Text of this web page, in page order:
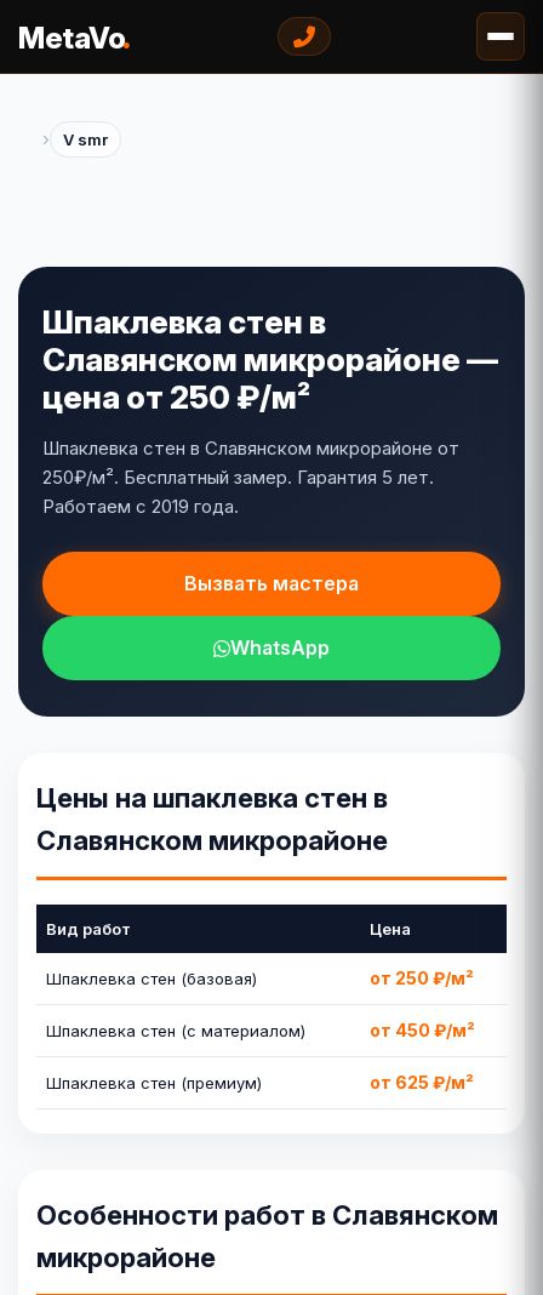
MetaVo.
› V smr
Шпаклевка стен в
Славянском микрорайоне —
цена от 250 ₽/м²
Шпаклевка стен в Славянском микрорайоне от
250₽/м². Бесплатный замер. Гарантия 5 лет.
Работаем с 2019 года.
Вызвать мастера
WhatsApp
Цены на шпаклевка стен в
Славянском микрорайоне
Вид работ Цена
Шпаклевка стен (базовая) от 250 ₽/м²
Шпаклевка стен (с материалом) от 450 ₽/м²
Шпаклевка стен (премиум) от 625 ₽/м²
Особенности работ в Славянском
микрорайоне